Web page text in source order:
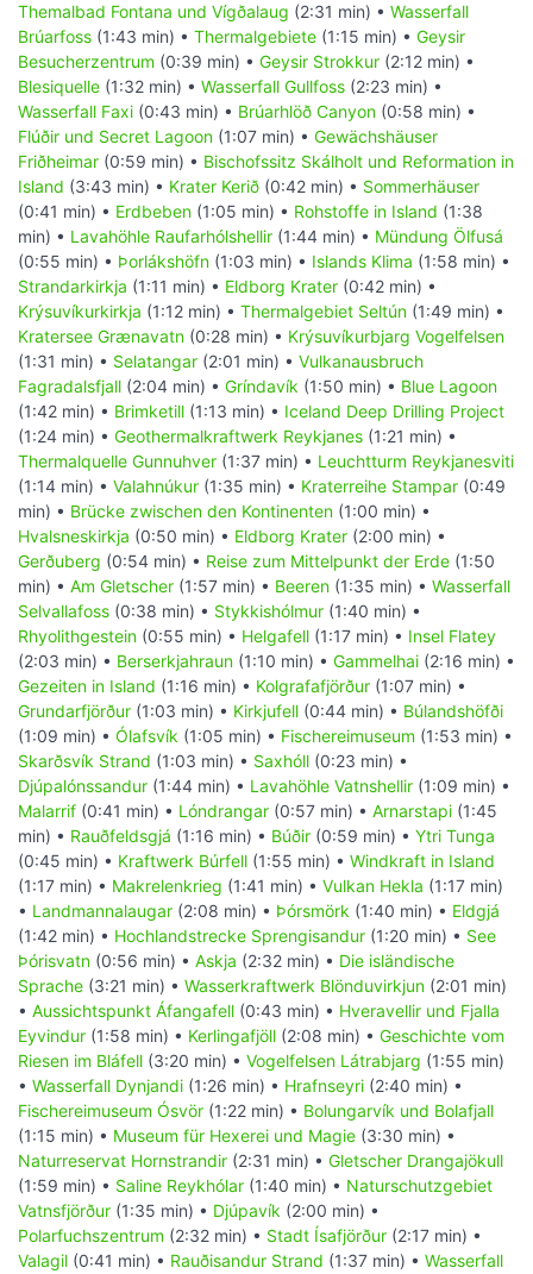
Themalbad Fontana und Vígðalaug (2:31 min) • Wasserfall
Brúarfoss (1:43 min) • Thermalgebiete (1:15 min) • Geysir
Besucherzentrum (0:39 min) • Geysir Strokkur (2:12 min) •
Blesiquelle (1:32 min) • Wasserfall Gullfoss (2:23 min) •
Wasserfall Faxi (0:43 min) • Brúarhlöð Canyon (0:58 min) •
Flúðir und Secret Lagoon (1:07 min) • Gewächshäuser
Friðheimar (0:59 min) • Bischofssitz Skálholt und Reformation in
Island (3:43 min) • Krater Kerið (0:42 min) • Sommerhäuser
(0:41 min) • Erdbeben (1:05 min) • Rohstoffe in Island (1:38
min) • Lavahöhle Raufarhólshellir (1:44 min) • Mündung Ölfusá
(0:55 min) • Þorlákshöfn (1:03 min) • Islands Klima (1:58 min) •
Strandarkirkja (1:11 min) • Eldborg Krater (0:42 min) •
Krýsuvíkurkirkja (1:12 min) • Thermalgebiet Seltún (1:49 min) •
Kratersee Grænavatn (0:28 min) • Krýsuvíkurbjarg Vogelfelsen
(1:31 min) • Selatangar (2:01 min) • Vulkanausbruch
Fagradalsfjall (2:04 min) • Gríndavík (1:50 min) • Blue Lagoon
(1:42 min) • Brimketill (1:13 min) • Iceland Deep Drilling Project
(1:24 min) • Geothermalkraftwerk Reykjanes (1:21 min) •
Thermalquelle Gunnuhver (1:37 min) • Leuchtturm Reykjanesviti
(1:14 min) • Valahnúkur (1:35 min) • Kraterreihe Stampar (0:49
min) • Brücke zwischen den Kontinenten (1:00 min) •
Hvalsneskirkja (0:50 min) • Eldborg Krater (2:00 min) •
Gerðuberg (0:54 min) • Reise zum Mittelpunkt der Erde (1:50
min) • Am Gletscher (1:57 min) • Beeren (1:35 min) • Wasserfall
Selvallafoss (0:38 min) • Stykkishólmur (1:40 min) •
Rhyolithgestein (0:55 min) • Helgafell (1:17 min) • Insel Flatey
(2:03 min) • Berserkjahraun (1:10 min) • Gammelhai (2:16 min) •
Gezeiten in Island (1:16 min) • Kolgrafafjörður (1:07 min) •
Grundarfjörður (1:03 min) • Kirkjufell (0:44 min) • Búlandshöfði
(1:09 min) • Ólafsvík (1:05 min) • Fischereimuseum (1:53 min) •
Skarðsvík Strand (1:03 min) • Saxhóll (0:23 min) •
Djúpalónssandur (1:44 min) • Lavahöhle Vatnshellir (1:09 min) •
Malarrif (0:41 min) • Lóndrangar (0:57 min) • Arnarstapi (1:45
min) • Rauðfeldsgjá (1:16 min) • Búðir (0:59 min) • Ytri Tunga
(0:45 min) • Kraftwerk Búrfell (1:55 min) • Windkraft in Island
(1:17 min) • Makrelenkrieg (1:41 min) • Vulkan Hekla (1:17 min)
• Landmannalaugar (2:08 min) • Þórsmörk (1:40 min) • Eldgjá
(1:42 min) • Hochlandstrecke Sprengisandur (1:20 min) • See
Þórisvatn (0:56 min) • Askja (2:32 min) • Die isländische
Sprache (3:21 min) • Wasserkraftwerk Blönduvirkjun (2:01 min)
• Aussichtspunkt Áfangafell (0:43 min) • Hveravellir und Fjalla
Eyvindur (1:58 min) • Kerlingafjöll (2:08 min) • Geschichte vom
Riesen im Bláfell (3:20 min) • Vogelfelsen Látrabjarg (1:55 min)
• Wasserfall Dynjandi (1:26 min) • Hrafnseyri (2:40 min) •
Fischereimuseum Ósvör (1:22 min) • Bolungarvík und Bolafjall
(1:15 min) • Museum für Hexerei und Magie (3:30 min) •
Naturreservat Hornstrandir (2:31 min) • Gletscher Drangajökull
(1:59 min) • Saline Reykhólar (1:40 min) • Naturschutzgebiet
Vatnsfjörður (1:35 min) • Djúpavík (2:00 min) •
Polarfuchszentrum (2:32 min) • Stadt Ísafjörður (2:17 min) •
Valagil (0:41 min) • Rauðisandur Strand (1:37 min) • Wasserfall